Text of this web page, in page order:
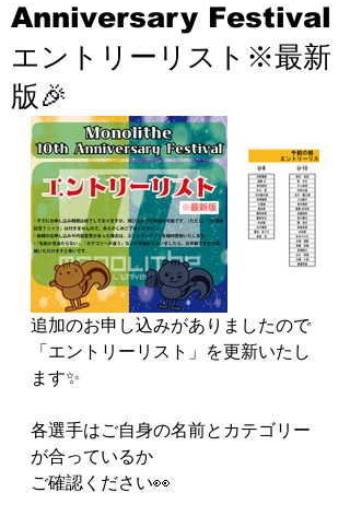
Anniversary Festival
エントリーリスト※最新
版🎉
追加のお申し込みがありましたので
「エントリーリスト」を更新いたし
ます✨
各選手はご自身の名前とカテゴリー
が合っているか
ご確認ください👀